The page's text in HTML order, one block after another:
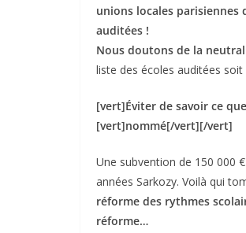
unions locales parisiennes
auditées !
Nous doutons de la
liste des écoles auditées
[vert]Éviter de savoir ce
[vert]nommé[/vert][/vert]
Une subvention de 150 000
années Sarkozy. Voilà qui
réforme des rythmes
réforme…